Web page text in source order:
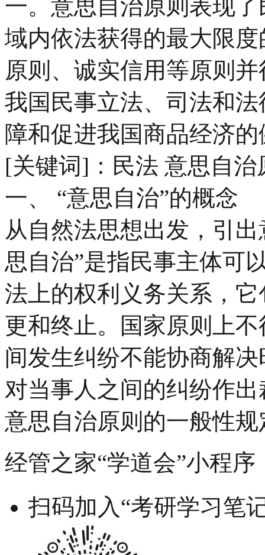
一。意思自治原则表现
域内依法获得的最大限
原则、诚实信用等原则
我国民事立法、司法和
障和促进我国商品经济
[关键词]：民法 意思自治
一、 “意思自治”的概念
从自然法思想出发，引
思自治”是指民事主体可
法上的权利义务关系，
更和终止。国家原则上
间发生纠纷不能协商解
对当事人之间的纠纷作
意思自治原则的一般性规
经管之家“学道会”小程序
扫码加入“考研学习笔